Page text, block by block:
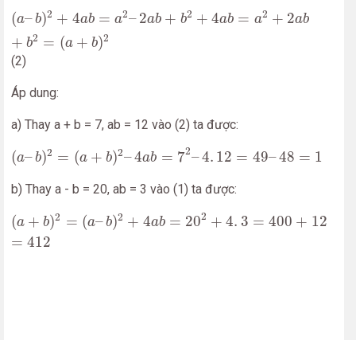
(a–b)2 + 4ab = a2–2ab + b2 + 4ab = a2 + 2ab
+ b2 = (a + b)2
( b)2 + a b= –2 ab + 2 +4 b = 2 b + 2 (
(2)
Áp dung:
a) Thay a + b = 7, ab = 12 vào (2) ta được:
(a–b)2 = (a + b)2–4ab = 72–4. 12 = 49–48 = 1
( b)2 + 2–4 b =7 –4. 12 49 48=
b) Thay a - b = 20, ab = 3 vào (1) ta được:
(a + b)2 = (a–b)2 + 4ab = 202 + 4. 3 = 400 + 12
= 412
( )2= –b 2+4 = 20 4.3 400 + =412